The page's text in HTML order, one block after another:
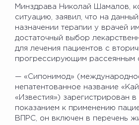
Минздрава Николай Шамалов,
ситуацию, заявил, что на
назначении терапии у врачей
достаточный выбор
для лечения пациентов с
прогрессирующим рассеянным
— «Сипонимод»
непатентованное название
«Известия») зарегистрирован
показанием к применению
ВПРС, он включен в перечень